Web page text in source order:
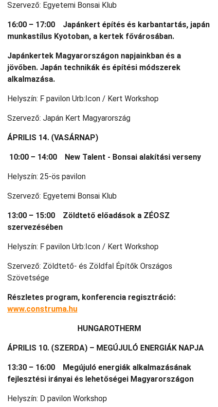
Szervező: Egyetemi Bonsai Klub
16:00 – 17:00 Japánkert építés és karbantartás, japán
munkastílus Kyotoban, a kertek fővárosában.
Japánkertek Magyarországon napjainkban és a
jövőben. Japán technikák és építési módszerek
alkalmazása.
Helyszín: F pavilon Urb:Icon / Kert Workshop
Szervező: Japán Kert Magyarország
ÁPRILIS 14. (VASÁRNAP)
10:00 – 14:00 New Talent - Bonsai alakítási verseny
Helyszín: 25-ös pavilon
Szervező: Egyetemi Bonsai Klub
13:00 – 15:00 Zöldtető előadások a ZÉOSZ
szervezésében
Helyszín: F pavilon Urb:Icon / Kert Workshop
Szervező: Zöldtető- és Zöldfal Építők Országos
Szövetsége
Részletes program, konferencia regisztráció:
www.construma.hu
HUNGAROTHERM
ÁPRILIS 10. (SZERDA) – MEGÚJULÓ ENERGIÁK NAPJA
13:30 – 16:00 Megújuló energiák alkalmazásának
fejlesztési irányai és lehetőségei Magyarországon
Helyszín: D pavilon Workshop